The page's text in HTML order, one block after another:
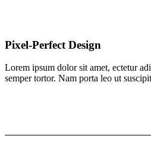
Pixel-Perfect Design
Lorem ipsum dolor sit amet, ectetur
semper tortor. Nam porta leo ut